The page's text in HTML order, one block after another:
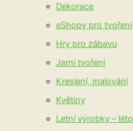
Dekorace
eShopy pro tvoření
Hry pro zábavu
Jarní tvoření
Kreslení, malování
Květiny
Letní výrobky – léto